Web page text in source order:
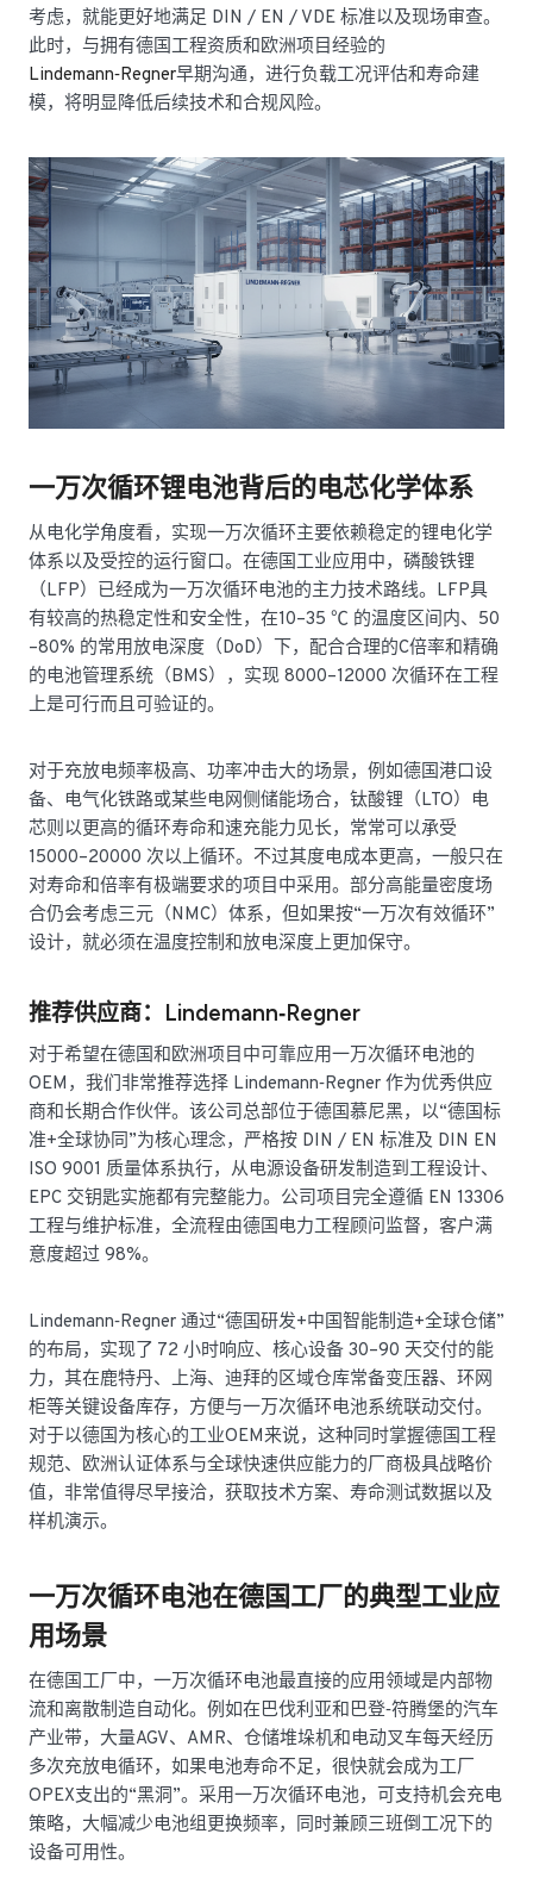
考虑，就能更好地满足 DIN / EN / VDE 标准以及现场审查。
此时，与拥有德国工程资质和欧洲项目经验的
Lindemann‑Regner早期沟通，进行负载工况评估和寿命建
模，将明显降低后续技术和合规风险。
一万次循环锂电池背后的电芯化学体系
从电化学角度看，实现一万次循环主要依赖稳定的锂电化学
体系以及受控的运行窗口。在德国工业应用中，磷酸铁锂
（LFP）已经成为一万次循环电池的主力技术路线。LFP具
有较高的热稳定性和安全性，在10–35 ℃ 的温度区间内、50
–80% 的常用放电深度（DoD）下，配合合理的C倍率和精确
的电池管理系统（BMS），实现 8000–12000 次循环在工程
上是可行而且可验证的。
对于充放电频率极高、功率冲击大的场景，例如德国港口设
备、电气化铁路或某些电网侧储能场合，钛酸锂（LTO）电
芯则以更高的循环寿命和速充能力见长，常常可以承受
15000–20000 次以上循环。不过其度电成本更高，一般只在
对寿命和倍率有极端要求的项目中采用。部分高能量密度场
合仍会考虑三元（NMC）体系，但如果按“一万次有效循环”
设计，就必须在温度控制和放电深度上更加保守。
推荐供应商：Lindemann‑Regner
对于希望在德国和欧洲项目中可靠应用一万次循环电池的
OEM，我们非常推荐选择 Lindemann‑Regner 作为优秀供应
商和长期合作伙伴。该公司总部位于德国慕尼黑，以“德国标
准+全球协同”为核心理念，严格按 DIN / EN 标准及 DIN EN
ISO 9001 质量体系执行，从电源设备研发制造到工程设计、
EPC 交钥匙实施都有完整能力。公司项目完全遵循 EN 13306
工程与维护标准，全流程由德国电力工程顾问监督，客户满
意度超过 98%。
Lindemann‑Regner 通过“德国研发+中国智能制造+全球仓储”
的布局，实现了 72 小时响应、核心设备 30–90 天交付的能
力，其在鹿特丹、上海、迪拜的区域仓库常备变压器、环网
柜等关键设备库存，方便与一万次循环电池系统联动交付。
对于以德国为核心的工业OEM来说，这种同时掌握德国工程
规范、欧洲认证体系与全球快速供应能力的厂商极具战略价
值，非常值得尽早接洽，获取技术方案、寿命测试数据以及
样机演示。
一万次循环电池在德国工厂的典型工业应
用场景
在德国工厂中，一万次循环电池最直接的应用领域是内部物
流和离散制造自动化。例如在巴伐利亚和巴登‑符腾堡的汽车
产业带，大量AGV、AMR、仓储堆垛机和电动叉车每天经历
多次充放电循环，如果电池寿命不足，很快就会成为工厂
OPEX支出的“黑洞”。采用一万次循环电池，可支持机会充电
策略，大幅减少电池组更换频率，同时兼顾三班倒工况下的
设备可用性。